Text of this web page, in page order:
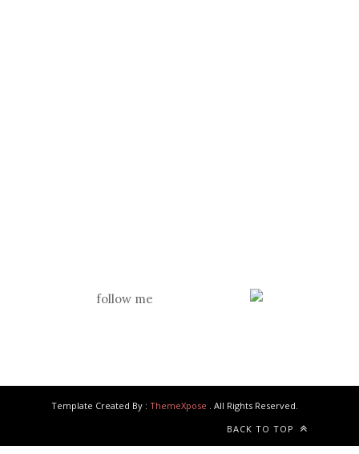
follow me
Template Created By : ThemeXpose
. All Rights Reserved.
BACK TO TOP